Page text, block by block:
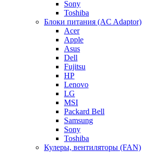
Sony
Toshiba
Блоки питания (AC Adaptor)
Acer
Apple
Asus
Dell
Fujitsu
HP
Lenovo
LG
MSI
Packard Bell
Samsung
Sony
Toshiba
Кулеры, вентиляторы (FAN)